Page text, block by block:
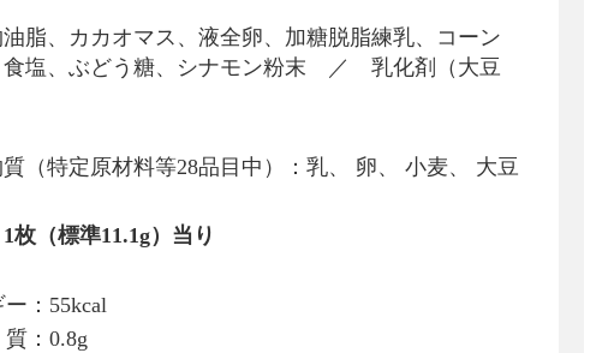
脂、カカオマス、液全卵、加糖脱脂練乳、コーン
食塩、ぶどう糖、シナモン粉末 ／ 乳化剤（大豆
（特定原材料等28品目中）：乳、 卵、 小麦、 大豆
枚（標準11.1g）当り
：55kcal
：0.8g